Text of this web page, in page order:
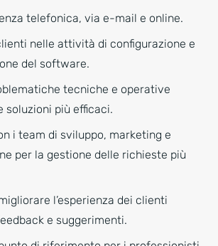
telefonica, via e-mail e online.
nelle attività di configurazione e
del software.
tecniche e operative
soluzioni più efficaci.
i team di sviluppo, marketing e
per la gestione delle richieste più
l’esperienza dei clienti
e suggerimenti.